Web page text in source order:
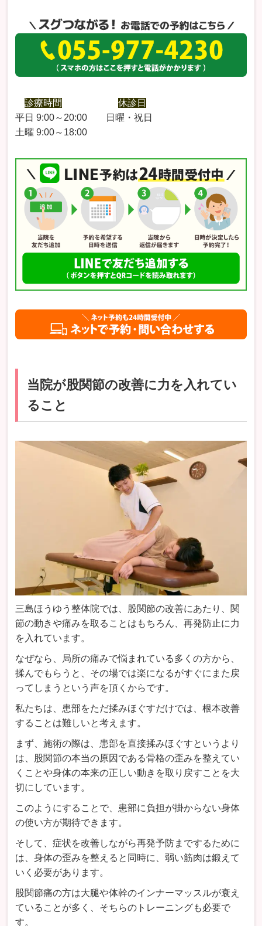
診療時間
休診日
平日 9:00～20:00 日曜・祝日
土曜 9:00～18:00
当院が股関節の改善に力を入れてい
ること
三島ほうゆう整体院では、股関節の改善にあたり、関
節の動きや痛みを取ることはもちろん、再発防止に力
を入れています。
なぜなら、局所の痛みで悩まれている多くの方から、
揉んでもらうと、その場では楽になるがすぐにまた戻
ってしまうという声を頂くからです。
私たちは、患部をただ揉みほぐすだけでは、根本改善
することは難しいと考えます。
まず、施術の際は、患部を直接揉みほぐすというより
は、股関節の本当の原因である骨格の歪みを整えてい
くことや身体の本来の正しい動きを取り戻すことを大
切にしています。
このようにすることで、患部に負担が掛からない身体
の使い方が期待できます。
そして、症状を改善しながら再発予防までするために
は、身体の歪みを整えると同時に、弱い筋肉は鍛えて
いく必要があります。
股関節痛の方は大腿や体幹のインナーマッスルが衰え
ていることが多く、そちらのトレーニングも必要で
す。